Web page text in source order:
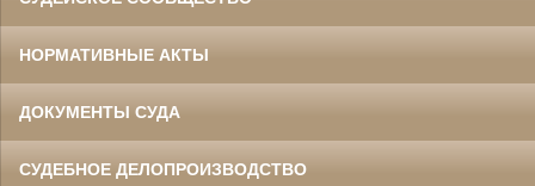
НОРМАТИВНЫЕ АКТЫ
ДОКУМЕНТЫ СУДА
СУДЕБНОЕ ДЕЛОПРОИЗВОДСТВО